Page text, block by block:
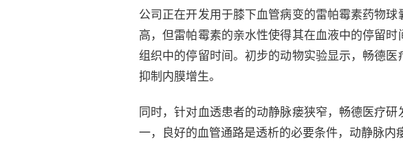
公司正在开发用于膝下血管病变的雷帕霉素药物
高，但雷帕霉素的亲水性使得其在血液中的停留
组织中的停留时间。初步的动物实验显示，畅德
抑制内膜增生。
同时，针对血透患者的动静脉瘘狭窄，畅德医疗
一，良好的血管通路是透析的必要条件，动静脉内